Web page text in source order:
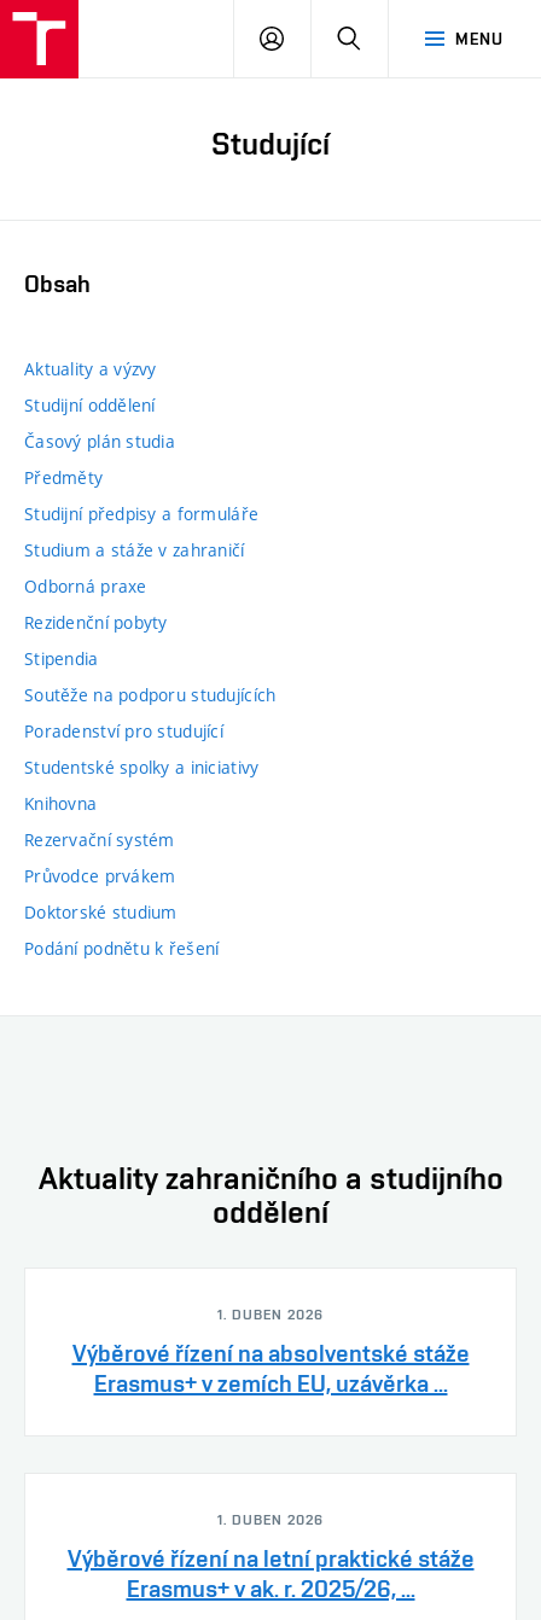
MENU
PŘIHLÁSIT
Studující
Obsah
Aktuality a výzvy
Studijní oddělení
Časový plán studia
Předměty
Studijní předpisy a formuláře
Studium a stáže v zahraničí
Odborná praxe
Rezidenční pobyty
Stipendia
Soutěže na podporu studujících
Poradenství pro studující
Studentské spolky a iniciativy
Knihovna
Rezervační systém
Průvodce prvákem
Doktorské studium
Podání podnětu k řešení
Aktuality zahraničního a studijního
oddělení
1. DUBEN 2026
Výběrové řízení na absolventské stáže
Erasmus+ v zemích EU, uzávěrka ...
1. DUBEN 2026
Výběrové řízení na letní praktické stáže
Erasmus+ v ak. r. 2025/26, ...